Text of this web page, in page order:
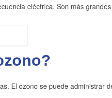
eléctrica. Son más
El ozono se puede administrar